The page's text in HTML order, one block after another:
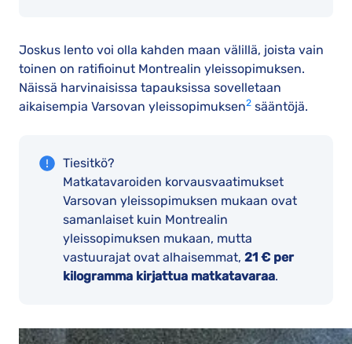
Joskus lento voi olla kahden maan välillä, joista vain
toinen on ratifioinut Montrealin yleissopimuksen.
Näissä harvinaisissa tapauksissa sovelletaan
aikaisempia Varsovan yleissopimuksen2 sääntöjä.
Tiesitkö?
Matkatavaroiden korvausvaatimukset
Varsovan yleissopimuksen mukaan ovat
samanlaiset kuin Montrealin
yleissopimuksen mukaan, mutta
vastuurajat ovat alhaisemmat, 21 € per
kilogramma kirjattua matkatavaraa.